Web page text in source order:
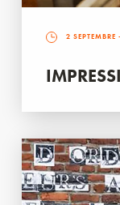
2 SEPTEMBRE